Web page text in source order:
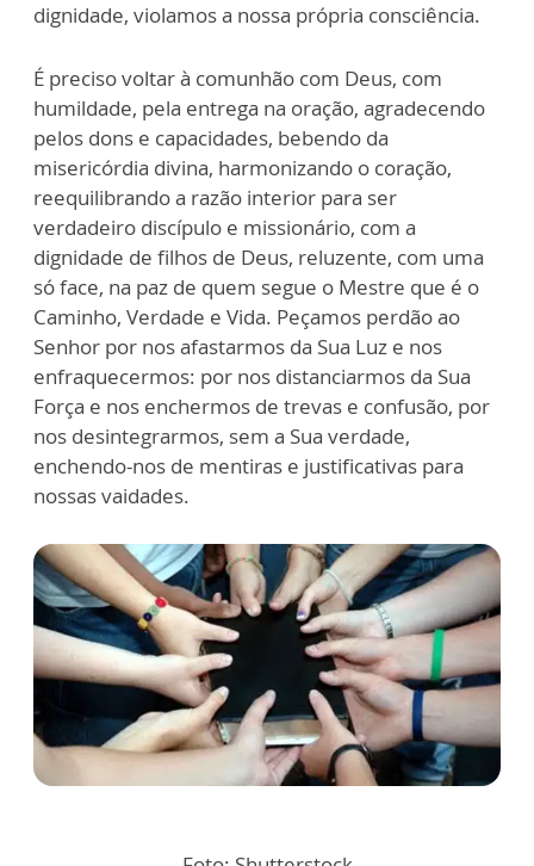
dignidade, violamos a nossa própria consciência.
É preciso voltar à comunhão com Deus, com
humildade, pela entrega na oração, agradecendo
pelos dons e capacidades, bebendo da
misericórdia divina, harmonizando o coração,
reequilibrando a razão interior para ser
verdadeiro discípulo e missionário, com a
dignidade de filhos de Deus, reluzente, com uma
só face, na paz de quem segue o Mestre que é o
Caminho, Verdade e Vida. Peçamos perdão ao
Senhor por nos afastarmos da Sua Luz e nos
enfraquecermos: por nos distanciarmos da Sua
Força e nos enchermos de trevas e confusão, por
nos desintegrarmos, sem a Sua verdade,
enchendo-nos de mentiras e justificativas para
nossas vaidades.